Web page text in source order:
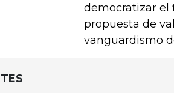
democratizar el
propuesta de
vanguardismo